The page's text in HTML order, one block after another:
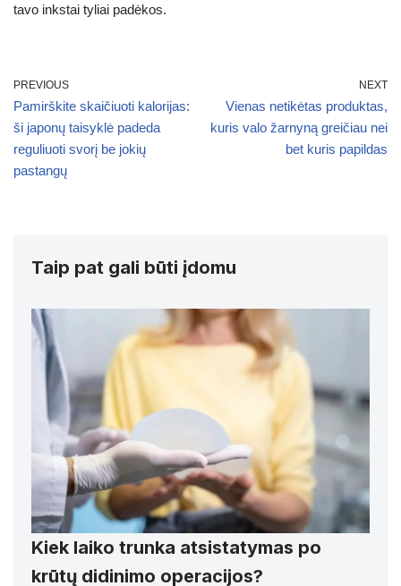
tavo inkstai tyliai padėkos.
PREVIOUS
Pamirškite skaičiuoti kalorijas:
ši japonų taisyklė padeda
reguliuoti svorį be jokių
pastangų
NEXT
Vienas netikėtas produktas,
kuris valo žarnyną greičiau nei
bet kuris papildas
Taip pat gali būti įdomu
Kiek laiko trunka atsistatymas po
krūtų didinimo operacijos?